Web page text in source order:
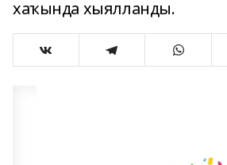
хаҡында хыялланды.